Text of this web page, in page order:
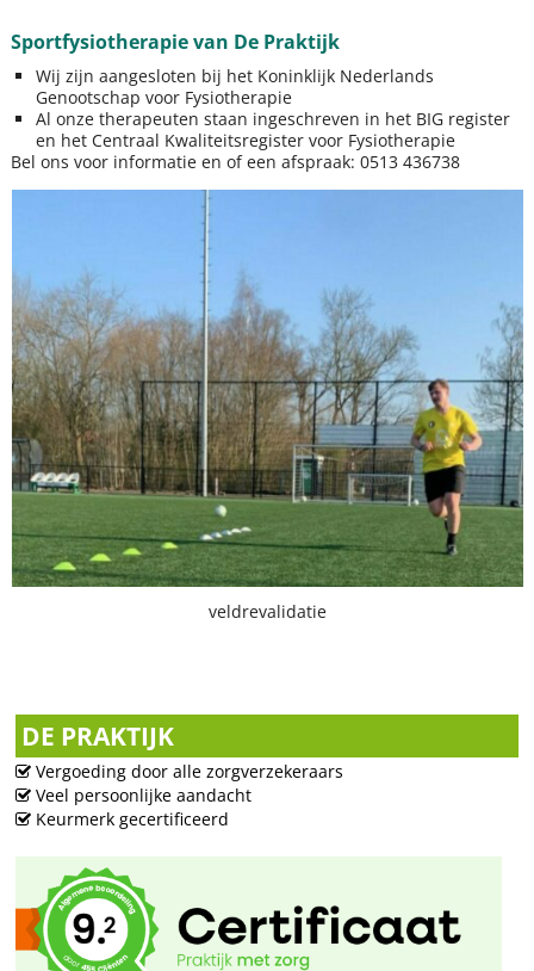
Sportfysiotherapie van De Praktijk
Wij zijn aangesloten bij het Koninklijk Nederlands
Genootschap voor Fysiotherapie
Al onze therapeuten staan ingeschreven in het BIG register
en het Centraal Kwaliteitsregister voor Fysiotherapie
Bel ons voor informatie en of een afspraak: 0513 436738
veldrevalidatie
DE PRAKTIJK
Vergoeding door alle zorgverzekeraars
Veel persoonlijke aandacht
Keurmerk gecertificeerd